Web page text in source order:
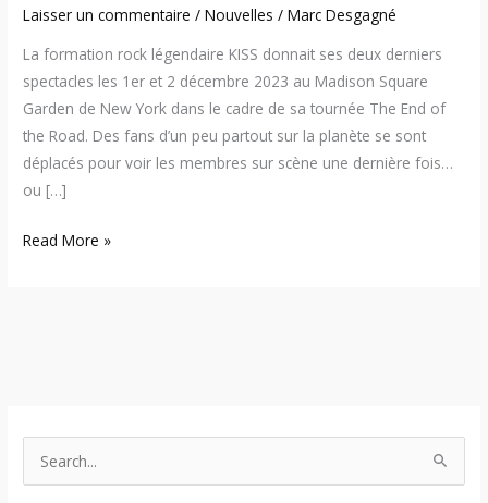
Laisser un commentaire /Nouvelles /Marc Desgagné
La formation rock légendaire KISS donnait ses deux derniers
spectacles les 1er et 2 décembre 2023 au Madison Square
Garden de New York dans le cadre de sa tournée The End of
the Road. Des fans d’un peu partout sur la planète se sont
déplacés pour voir les membres sur scène une dernière fois…
ou […]
Read More »